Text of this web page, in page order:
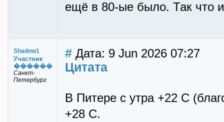
ещё в 80-ые было. Так что
Shadow1
Участник
������
Санкт-
Петербург
# Дата: 9 Jun 2026 07:27
Цитата
В Питере с утра +22 С
+28 С.